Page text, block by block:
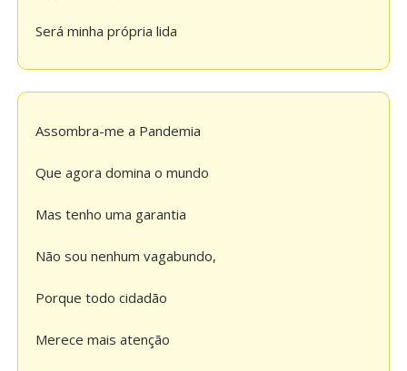
Será minha própria lida
Assombra-me a Pandemia
Que agora domina o mundo
Mas tenho uma garantia
Não sou nenhum vagabundo,
Porque todo cidadão
Merece mais atenção